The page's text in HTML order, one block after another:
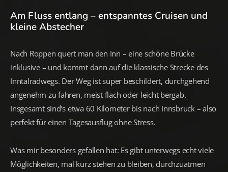
Am Fluss entlang – entspanntes Cruisen und
kleine Abstecher
Nach Roppen quert man den Inn – eine schöne Brücke
inklusive – und kommt dann auf die klassische Strecke des
Inntalradwegs. Der Weg ist super beschildert, durchgehend
angenehm zu fahren, meist flach oder leicht bergab.
Insgesamt sind’s etwa 60 Kilometer bis nach Innsbruck – also
perfekt für einen Tagesausflug ohne Stress.
Was mir besonders gefallen hat: Es gibt unterwegs echt viele
Möglichkeiten, mal kurz stehen zu bleiben, durchzuatmen